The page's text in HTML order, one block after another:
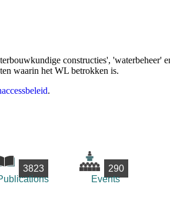
constructies', 'waterbeheer'
waarin het WL betrokken is.
.
3823
290
Events